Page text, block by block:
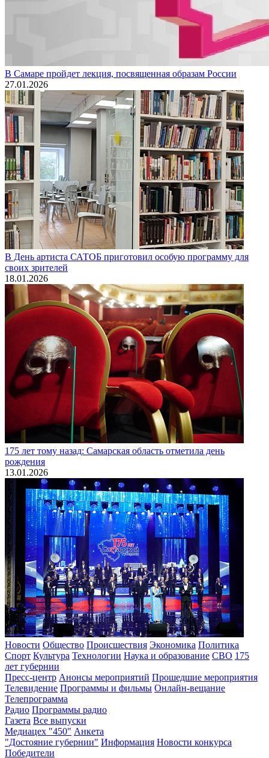
В Самаре пройдет лекция, посвященная образам России
27.01.2026
В День артиста САТОБ приготовил особую программу для
своих зрителей
18.01.2026
175 лет тому назад: Самарская область отметила день
рождения
13.01.2026
Новости Общество Происшествия Экономика Политика
Спорт Культура Технологии Наука и образование СВО 175
лет губернии
Пресс-центр Анонсы мероприятий Прошедшие мероприятия
Телевидение Программы и фильмы Онлайн-вещание
Телепрограмма
Радио Программы радио
Газета Все выпуски
Медиацех "450" Анкета
"Достояние губернии" Информация Новости конкурса
Победители